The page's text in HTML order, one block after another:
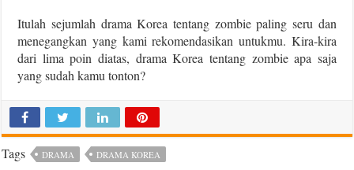
Itulah sejumlah drama Korea tentang zombie paling seru dan
menegangkan yang kami rekomendasikan untukmu. Kira-kira
dari lima poin diatas, drama Korea tentang zombie apa saja
yang sudah kamu tonton?
Tags DRAMA DRAMA KOREA